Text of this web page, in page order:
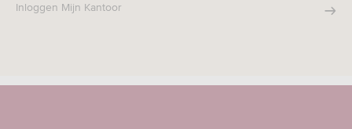
Inloggen Mijn Kantoor